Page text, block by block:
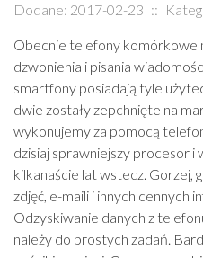
Dodane: 2017-02-23 ::
Obecnie telefony komórkowe
dzwonienia i pisania
smartfony posiadają tyle
dwie zostały zepchnięte na
wykonujemy za pomocą
dzisiaj sprawniejszy procesor i
kilkanaście lat wstecz. Gorzej,
zdjęć, e-maili i innych cennych
Odzyskiwanie danych z
należy do prostych zadań.